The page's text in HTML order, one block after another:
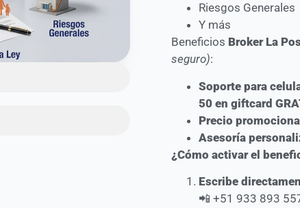
Riesgos Generales
Y más
Beneficios Broker La
seguro):
Soporte para
50 en giftcard
Precio
Asesoría
¿Cómo activar el
Escribe
📲 +51 933 893